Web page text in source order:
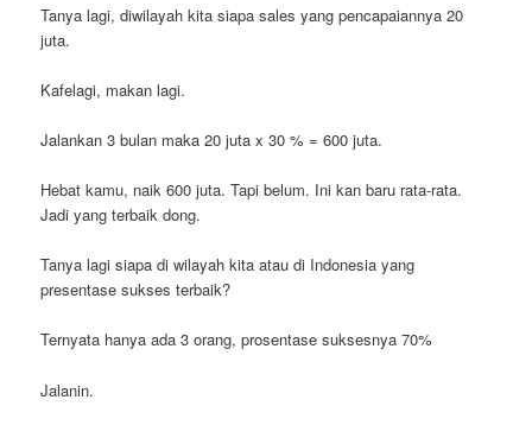
Tanya lagi, diwilayah kita siapa sales yang pencapaiannya 20
juta.
Kafelagi, makan lagi.
Jalankan 3 bulan maka 20 juta x 30 % = 600 juta.
Hebat kamu, naik 600 juta. Tapi belum. Ini kan baru rata-rata.
Jadi yang terbaik dong.
Tanya lagi siapa di wilayah kita atau di Indonesia yang
presentase sukses terbaik?
Ternyata hanya ada 3 orang, prosentase suksesnya 70%
Jalanin.